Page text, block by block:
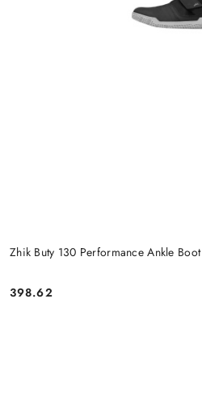
Zhik Buty 130 Performance Ankle Boot
Cena:
398.62